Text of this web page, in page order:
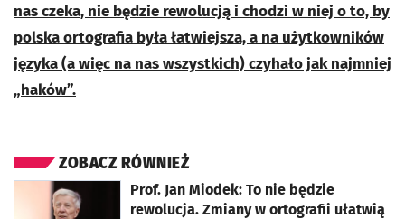
nas czeka, nie będzie rewolucją i chodzi w niej o to, by
polska ortografia była łatwiejsza, a na użytkowników
języka (a więc na nas wszystkich) czyhało jak najmniej
„haków”.
ZOBACZ RÓWNIEŻ
Prof. Jan Miodek: To nie będzie
rewolucja. Zmiany w ortografii ułatwią
otworzy się w nowej karcie